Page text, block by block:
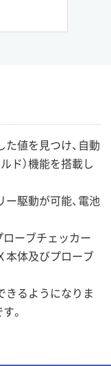
値を見つけ、自動
ド）機能を搭載し
駆動が可能、電池
ーブチェッカー
本体及びプローブ
きるようになりま
。